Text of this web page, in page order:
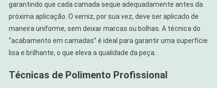
garantindo que cada camada seque adequadamente antes da
próxima aplicação. O verniz, por sua vez, deve ser aplicado de
maneira uniforme, sem deixar marcas ou bolhas. A técnica do
“acabamento em camadas” é ideal para garantir uma superfície
lisa e brilhante, o que eleva a qualidade da peça.
Técnicas de Polimento Profissional